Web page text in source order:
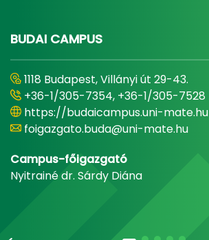
BUDAI CAMPUS
1118 Budapest, Villányi út 29-43.
+36-1/305-7354, +36-1/305-7528
https://budaicampus.uni-mate.hu
foigazgato.buda@uni-mate.hu
Campus-főigazgató
Nyitrainé dr. Sárdy Diána